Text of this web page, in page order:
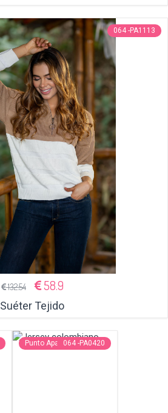
064 -PA1113
132.54 58.9
Suéter Tejido
Punto Aparte064 -PA0420